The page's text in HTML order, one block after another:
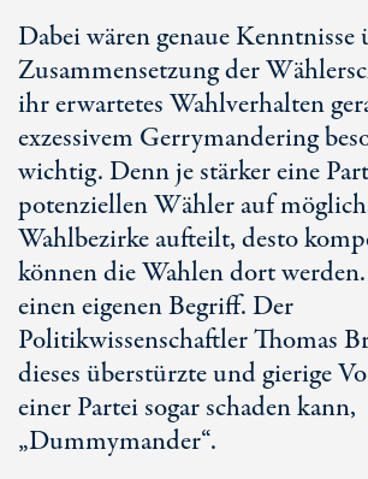
Dabei wären genaue Kenntnisse
Zusammensetzung der
ihr erwartetes Wahlverhalten
exzessivem Gerrymandering
wichtig. Denn je stärker eine
potenziellen Wähler auf
Wahlbezirke aufteilt, desto
können die Wahlen dort
einen eigenen Begriff. Der
Politikwissenschaftler Thomas
dieses überstürzte und gierige
einer Partei sogar schaden kann,
„Dummymander“.